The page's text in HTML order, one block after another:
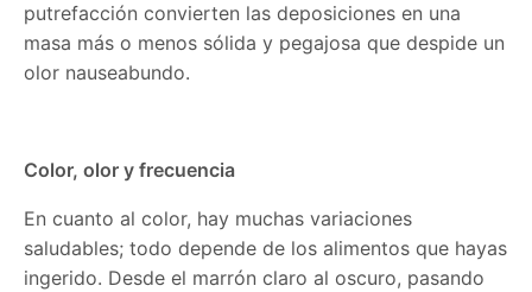
putrefacción convierten las deposiciones en una
masa más o menos sólida y pegajosa que despide un
olor nauseabundo.
Color, olor y frecuencia
En cuanto al color, hay muchas variaciones
saludables; todo depende de los alimentos que hayas
ingerido. Desde el marrón claro al oscuro, pasando